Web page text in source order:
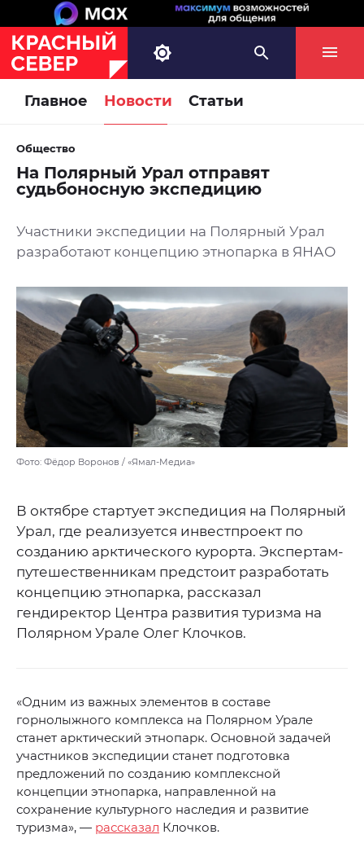
Главное Новости Статьи
Общество
На Полярный Урал отправят
судьбоносную экспедицию
Участники экспедиции на Полярный Урал
разработают концепцию этнопарка в ЯНАО
Фото: Фёдор Воронов / «Ямал-Медиа»
В октябре стартует экспедиция на Полярный
Урал, где реализуется инвестпроект по
созданию арктического курорта. Экспертам-
путешественникам предстоит разработать
концепцию этнопарка, рассказал
гендиректор Центра развития туризма на
Полярном Урале Олег Клочков.
«Одним из важных элементов в составе
горнолыжного комплекса на Полярном Урале
станет арктический этнопарк. Основной задачей
участников экспедиции станет подготовка
предложений по созданию комплексной
концепции этнопарка, направленной на
сохранение культурного наследия и развитие
туризма», — рассказал Клочков.